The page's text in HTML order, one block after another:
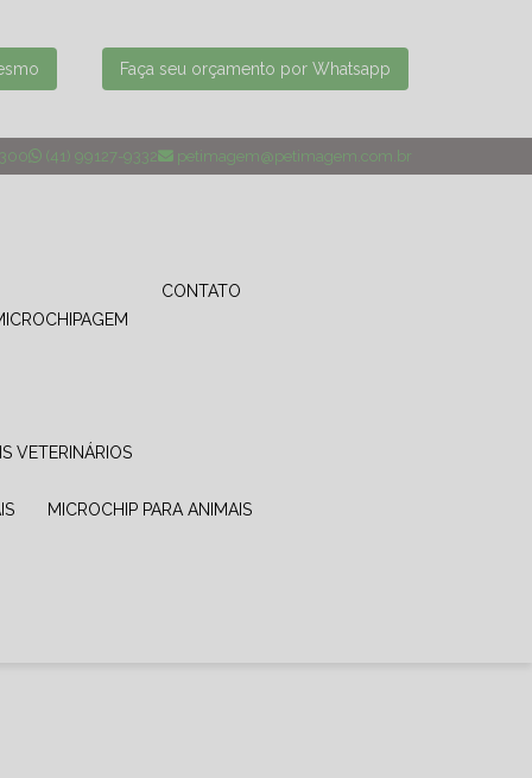
Faça seu orçamento por Whatsapp
(41) 99127-9332 petimagem@petimagem.com.br
MICROCHIPAGEM
CONTATO
VETERINÁRIOS
MICROCHIP PARA ANIMAIS